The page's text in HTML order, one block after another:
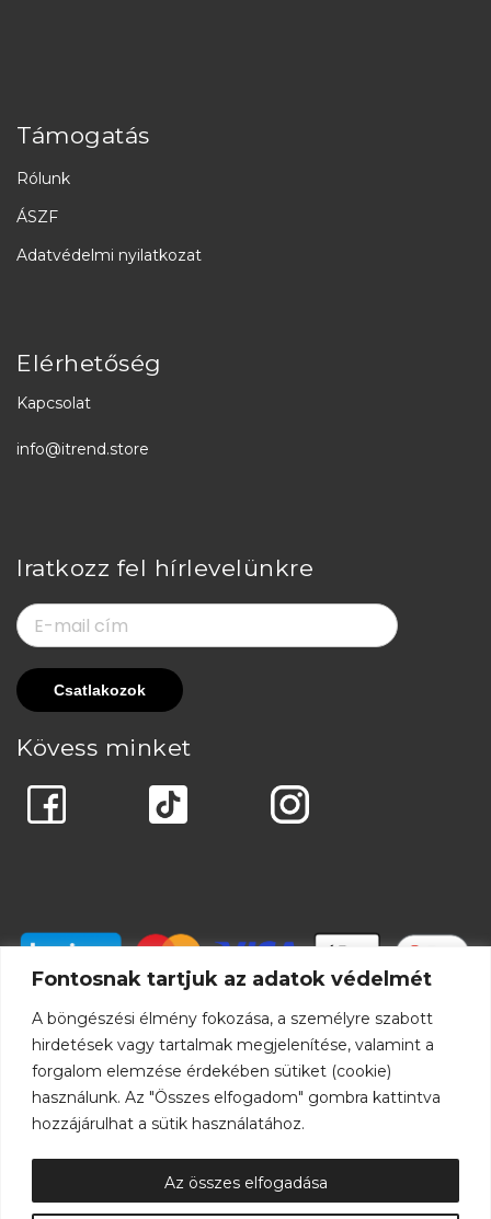
Fontosnak tartjuk az adatok védelmét
A böngészési élmény fokozása, a személyre szabott
hirdetések vagy tartalmak megjelenítése, valamint a
forgalom elemzése érdekében sütiket (cookie)
használunk. Az "Összes elfogadom" gombra kattintva
hozzájárulhat a sütik használatához.
Az összes elfogadása
Támogatás
Rólunk
ÁSZF
Adatvédelmi nyilatkozat
Elérhetőség
Kapcsolat
info@itrend.store
Iratkozz fel hírlevelünkre
Kövess minket